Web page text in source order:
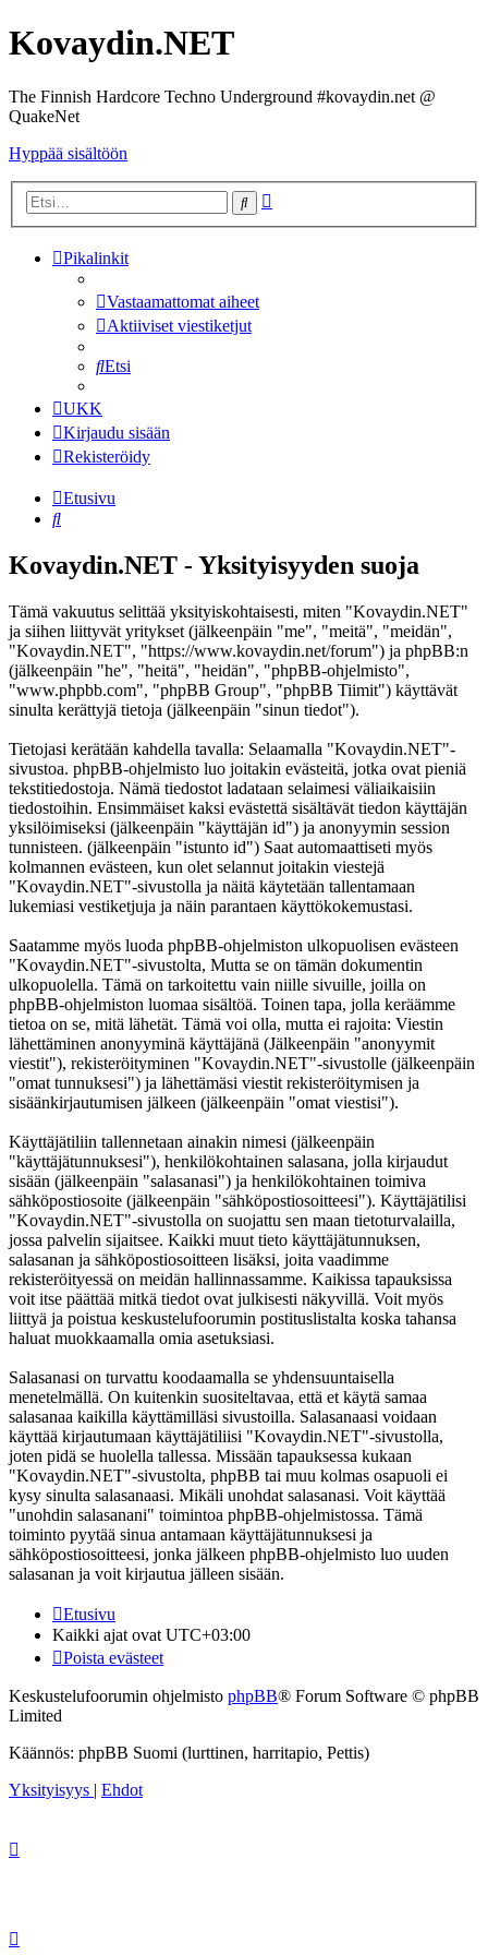
Kovaydin.NET
The Finnish Hardcore Techno Underground #kovaydin.net @
QuakeNet
Hyppää sisältöön
Etsi
Pikalinkit
Vastaamattomat aiheet
Aktiiviset viestiketjut
Etsi
UKK
Kirjaudu sisään
Rekisteröidy
Etusivu
Etsi
Kovaydin.NET - Yksityisyyden suoja
Tämä vakuutus selittää yksityiskohtaisesti, miten "Kovaydin.NET"
ja siihen liittyvät yritykset (jälkeenpäin "me", "meitä", "meidän",
"Kovaydin.NET", "https://www.kovaydin.net/forum") ja phpBB:n
(jälkeenpäin "he", "heitä", "heidän", "phpBB-ohjelmisto",
"www.phpbb.com", "phpBB Group", "phpBB Tiimit") käyttävät
sinulta kerättyjä tietoja (jälkeenpäin "sinun tiedot").
Tietojasi kerätään kahdella tavalla: Selaamalla "Kovaydin.NET"-
sivustoa. phpBB-ohjelmisto luo joitakin evästeitä, jotka ovat pieniä
tekstitiedostoja. Nämä tiedostot ladataan selaimesi väliaikaisiin
tiedostoihin. Ensimmäiset kaksi evästettä sisältävät tiedon käyttäjän
yksilöimiseksi (jälkeenpäin "käyttäjän id") ja anonyymin session
tunnisteen. (jälkeenpäin "istunto id") Saat automaattiseti myös
kolmannen evästeen, kun olet selannut joitakin viestejä
"Kovaydin.NET"-sivustolla ja näitä käytetään tallentamaan
lukemiasi vestiketjuja ja näin parantaen käyttökokemustasi.
Saatamme myös luoda phpBB-ohjelmiston ulkopuolisen evästeen
"Kovaydin.NET"-sivustolta, Mutta se on tämän dokumentin
ulkopuolella. Tämä on tarkoitettu vain niille sivuille, joilla on
phpBB-ohjelmiston luomaa sisältöä. Toinen tapa, jolla keräämme
tietoa on se, mitä lähetät. Tämä voi olla, mutta ei rajoita: Viestin
lähettäminen anonyyminä käyttäjänä (Jälkeenpäin "anonyymit
viestit"), rekisteröityminen "Kovaydin.NET"-sivustolle (jälkeenpäin
"omat tunnuksesi") ja lähettämäsi viestit rekisteröitymisen ja
sisäänkirjautumisen jälkeen (jälkeenpäin "omat viestisi").
Käyttäjätiliin tallennetaan ainakin nimesi (jälkeenpäin
"käyttäjätunnuksesi"), henkilökohtainen salasana, jolla kirjaudut
sisään (jälkeenpäin "salasanasi") ja henkilökohtainen toimiva
sähköpostiosoite (jälkeenpäin "sähköpostiosoitteesi"). Käyttäjätilisi
"Kovaydin.NET"-sivustolla on suojattu sen maan tietoturvalailla,
jossa palvelin sijaitsee. Kaikki muut tieto käyttäjätunnuksen,
salasanan ja sähköpostiosoitteen lisäksi, joita vaadimme
rekisteröityessä on meidän hallinnassamme. Kaikissa tapauksissa
voit itse päättää mitkä tiedot ovat julkisesti näkyvillä. Voit myös
liittyä ja poistua keskustelufoorumin postituslistalta koska tahansa
haluat muokkaamalla omia asetuksiasi.
Salasanasi on turvattu koodaamalla se yhdensuuntaisella
menetelmällä. On kuitenkin suositeltavaa, että et käytä samaa
salasanaa kaikilla käyttämilläsi sivustoilla. Salasanaasi voidaan
käyttää kirjautumaan käyttäjätiliisi "Kovaydin.NET"-sivustolla,
joten pidä se huolella tallessa. Missään tapauksessa kukaan
"Kovaydin.NET"-sivustolta, phpBB tai muu kolmas osapuoli ei
kysy sinulta salasanaasi. Mikäli unohdat salasanasi. Voit käyttää
"unohdin salasanani" toimintoa phpBB-ohjelmistossa. Tämä
toiminto pyytää sinua antamaan käyttäjätunnuksesi ja
sähköpostiosoitteesi, jonka jälkeen phpBB-ohjelmisto luo uuden
salasanan ja voit kirjautua jälleen sisään.
Etusivu
Kaikki ajat ovat UTC+03:00
Poista evästeet
Keskustelufoorumin ohjelmisto phpBB® Forum Software © phpBB
Limited
Käännös: phpBB Suomi (lurttinen, harritapio, Pettis)
Yksityisyys | Ehdot